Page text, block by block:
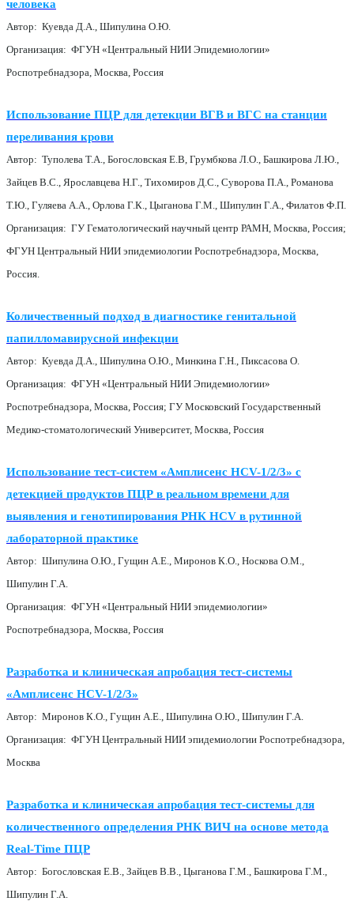
человека
Автор: Куевда Д.А., Шипулина О.Ю.
Организация: ФГУН «Центральный НИИ Эпидемиологии»
Роспотребнадзора, Москва, Россия
Использование ПЦР для детекции ВГВ и ВГС на станции
переливания крови
Автор: Туполева Т.А., Богословская Е.В, Грумбкова Л.О., Башкирова Л.Ю.,
Зайцев В.С., Ярославцева Н.Г., Тихомиров Д.С., Суворова П.А., Романова
Т.Ю., Гуляева А.А., Орлова Г.К., Цыганова Г.М., Шипулин Г.А., Филатов Ф.П.
Организация: ГУ Гематологический научный центр РАМН, Москва, Россия;
ФГУН Центральный НИИ эпидемиологии Роспотребнадзора, Москва,
Россия.
Количественный подход в диагностике генитальной
папилломавирусной инфекции
Автор: Куевда Д.А., Шипулина О.Ю., Минкина Г.Н., Пиксасова О.
Организация: ФГУН «Центральный НИИ Эпидемиологии»
Роспотребнадзора, Москва, Россия; ГУ Московский Государственный
Медико-стоматологический Университет, Москва, Россия
Использование тест-систем «Амплисенс HCV-1/2/3» c
детекцией продуктов ПЦР в реальном времени для
выявления и генотипирования РНК HCV в рутинной
лабораторной практике
Автор: Шипулина О.Ю., Гущин А.Е., Миронов К.О., Носкова О.М.,
Шипулин Г.А.
Организация: ФГУН «Центральный НИИ эпидемиологии»
Роспотребнадзора, Москва, Россия
Разработка и клиническая апробация тест-системы
«Амплисенс HCV-1/2/3»
Автор: Миронов К.О., Гущин А.Е., Шипулина О.Ю., Шипулин Г.А.
Организация: ФГУН Центральный НИИ эпидемиологии Роспотребнадзора,
Москва
Разработка и клиническая апробация тест-системы для
количественного определения РНК ВИЧ на основе метода
Real-Time ПЦР
Автор: Богословская Е.В., Зайцев В.В., Цыганова Г.М., Башкирова Г.М.,
Шипулин Г.А.